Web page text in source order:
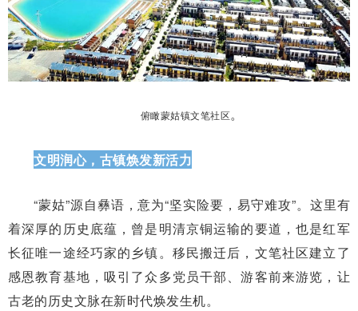
俯瞰蒙姑镇文笔社区。
文明润心，古镇焕发新活力
“蒙姑”源自彝语，意为“坚实险要，易守难攻”。这里有
着深厚的历史底蕴，曾是明清京铜运输的要道，也是红军
长征唯一途经巧家的乡镇。移民搬迁后，文笔社区建立了
感恩教育基地，吸引了众多党员干部、游客前来游览，让
古老的历史文脉在新时代焕发生机。